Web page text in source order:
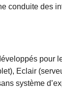
conduite des
pour
Eclair
système